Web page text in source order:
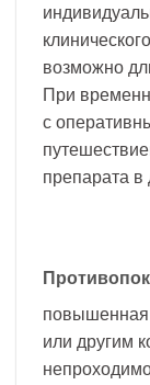
возможно
При
с
препарата
повышенная
или другим